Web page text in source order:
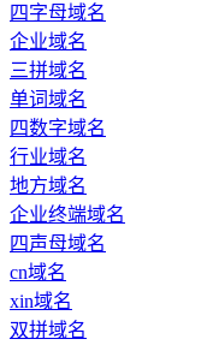
四字母域名
企业域名
三拼域名
单词域名
四数字域名
行业域名
地方域名
企业终端域名
四声母域名
cn域名
xin域名
双拼域名